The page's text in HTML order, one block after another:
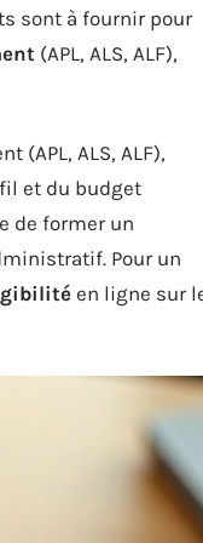
sont à fournir pour
(APL, ALS, ALF),
(APL, ALS, ALF),
et du budget
de former un
Pour un
en ligne sur